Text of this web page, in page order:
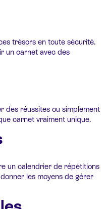
trésors en toute sécurité.
un carnet avec des
des réussites ou simplement
carnet vraiment unique.
un calendrier de répétitions
les moyens de gérer